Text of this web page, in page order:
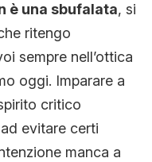
è una sbufalata, si
ritengo
sempre nell’ottica
oggi. Imparare a
critico
evitare certi
manca a